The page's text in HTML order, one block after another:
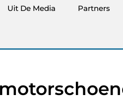
Uit De Media Partners